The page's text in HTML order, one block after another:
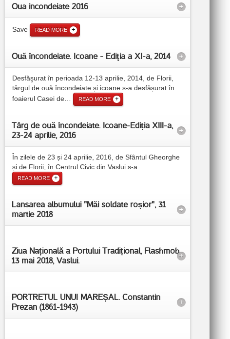
Oua incondeiate 2016 +
Save READ MORE
Ouă încondeiate. Icoane - Ediţia a XI-a, 2014 +
Desfăşurat în perioada 12-13 aprilie, 2014, de Florii,
târgul de ouă încondeiate și icoane s-a desfășurat în
foaierul Casei de
READ MORE
Târg de ouă încondeiate. Icoane-Ediția XIII-a,
23-24 aprilie, 2016
+
În zilele de 23 și 24 aprilie, 2016, de Sfântul Gheorghe
și de Florii, în Centrul Civic din Vaslui s-a
READ MORE
Lansarea albumului "Măi soldate roșior", 31
martie 2018
+
Ziua Națională a Portului Tradițional, Flashmob,
13 mai 2018, Vaslui.
+
PORTRETUL UNUI MAREȘAL. Constantin
Prezan (1861-1943)
+